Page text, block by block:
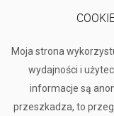
Moja strona
wydajności i
informacje są
przeszkadza, to